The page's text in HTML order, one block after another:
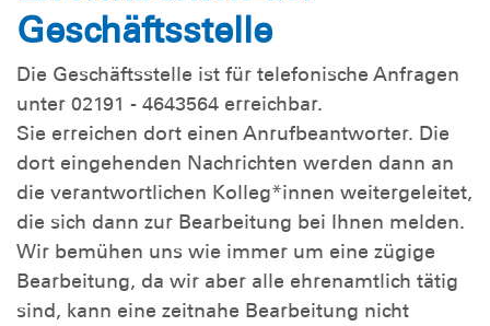
Geschäftsstelle
Die Geschäftsstelle ist für telefonische Anfragen
unter 02191 - 4643564 erreichbar.
Sie erreichen dort einen Anrufbeantworter. Die
dort eingehenden Nachrichten werden dann an
die verantwortlichen Kolleg*innen weitergeleitet,
die sich dann zur Bearbeitung bei Ihnen melden.
Wir bemühen uns wie immer um eine zügige
Bearbeitung, da wir aber alle ehrenamtlich tätig
sind, kann eine zeitnahe Bearbeitung nicht